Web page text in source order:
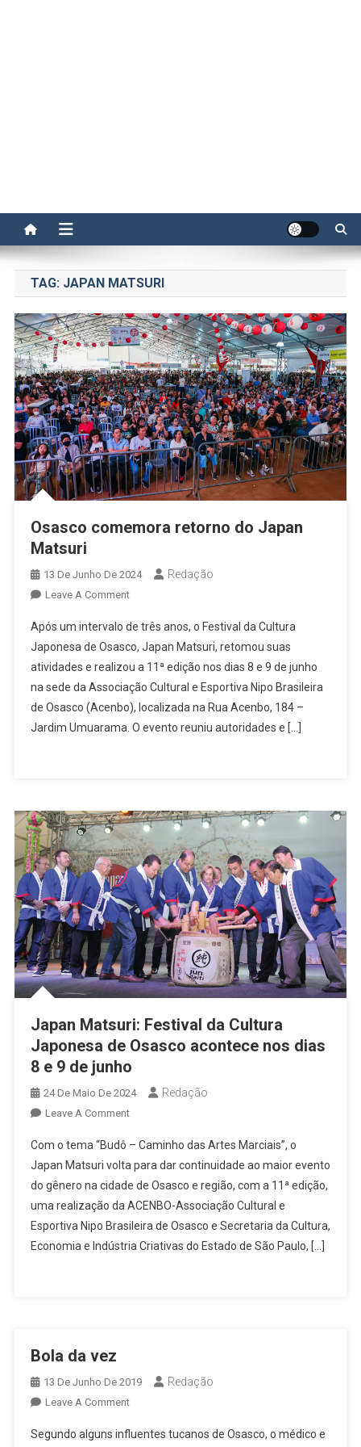
TAG: JAPAN MATSURI
Osasco comemora retorno do Japan
Matsuri
13 De Junho De 2024 Redação
Leave A CommentOn
Comemora
Retorno
Do
Japan
Matsuri
Após um intervalo de três anos, o Festival da Cultura
Japonesa de Osasco, Japan Matsuri, retomou suas
atividades e realizou a 11ª edição nos dias 8 e 9 de junho
na sede da Associação Cultural e Esportiva Nipo Brasileira
de Osasco (Acenbo), localizada na Rua Acenbo, 184 –
Jardim Umuarama. O evento reuniu autoridades e […]
Japan Matsuri: Festival da Cultura
Japonesa de Osasco acontece nos dias
8 e 9 de junho
24 De Maio De 2024 Redação
Leave A CommentOn
Matsuri:
Festival
Da
Cultura
Japonesa
De
Junho
Com o tema “Budô – Caminho das Artes Marciais”, o
Japan Matsuri volta para dar continuidade ao maior evento
do gênero na cidade de Osasco e região, com a 11ª edição,
uma realização da ACENBO-Associação Cultural e
Esportiva Nipo Brasileira de Osasco e Secretaria da Cultura,
Economia e Indústria Criativas do Estado de São Paulo, […]
Bola da vez
13 De Junho De 2019 Redação
Leave A CommentOn
Da
Segundo alguns influentes tucanos de Osasco, o médico e